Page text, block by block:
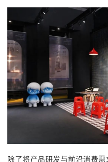
除了将产品研发与前沿消费